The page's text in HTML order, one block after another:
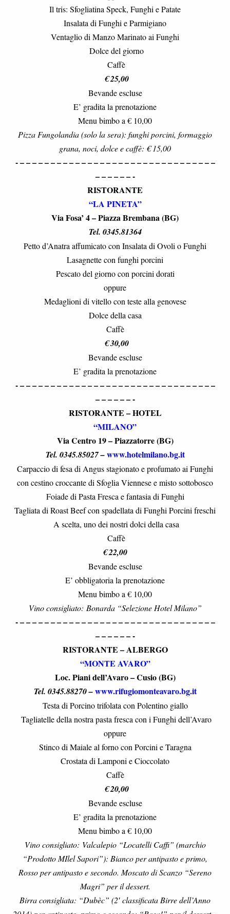
Il tris: Sfogliatina Speck, Funghi e Patate
Insalata di Funghi e Parmigiano
Ventaglio di Manzo Marinato ai Funghi
Dolce del giorno
Caffè
€ 25,00
Bevande escluse
E’ gradita la prenotazione
Menu bimbo a € 10,00
Pizza Fungolandia (solo la sera): funghi porcini, formaggio
grana, noci, dolce e caffè: € 15,00
- – – – – – – – – – – – – – – – – – – – – – – – – – – – – – – – –
– – – – – – -
RISTORANTE
“LA PINETA”
Via Fosa’ 4 – Piazza Brembana (BG)
Tel. 0345.81364
Petto d’Anatra affumicato con Insalata di Ovoli o Funghi
Lasagnette con funghi porcini
Pescato del giorno con porcini dorati
oppure
Medaglioni di vitello con teste alla genovese
Dolce della casa
Caffè
€ 30,00
Bevande escluse
E’ gradita la prenotazione
- – – – – – – – – – – – – – – – – – – – – – – – – – – – – – – – –
– – – – – – -
RISTORANTE – HOTEL
“MILANO”
Via Centro 19 – Piazzatorre (BG)
Tel. 0345.85027–www.hotelmilano.bg.it
Carpaccio di fesa di Angus stagionato e profumato ai Funghi
con cestino croccante di Sfoglia Viennese e misto sottobosco
Foiade di Pasta Fresca e fantasia di Funghi
Tagliata di Roast Beef con spadellata di Funghi Porcini freschi
A scelta, uno dei nostri dolci della casa
Caffè
€ 22,00
Bevande escluse
E’ obbligatoria la prenotazione
Menu bimbo a € 10,00
Vino consigliato: Bonarda “Selezione Hotel Milano”
- – – – – – – – – – – – – – – – – – – – – – – – – – – – – – – – –
– – – – – – -
RISTORANTE – ALBERGO
“MONTE AVARO”
Loc. Piani dell’Avaro – Cusio (BG)
Tel. 0345.88270–www.rifugiomonteavaro.bg.it
Testa di Porcino trifolata con Polentino giallo
Tagliatelle della nostra pasta fresca con i Funghi dell’Avaro
oppure
Stinco di Maiale al forno con Porcini e Taragna
Crostata di Lamponi e Cioccolato
Caffè
€ 20,00
Bevande escluse
E’ gradita la prenotazione
Menu bimbo a € 10,00
Vino consigliato: Valcalepio “Locatelli Caffi” (marchio
“Prodotto MIlel Sapori”): Bianco per antipasto e primo,
Rosso per antipasto e secondo. Moscato di Scanzo “Sereno
Magri” per il dessert.
Birra consigliata: “Dubèc” (2′ classificata Birre dell’Anno